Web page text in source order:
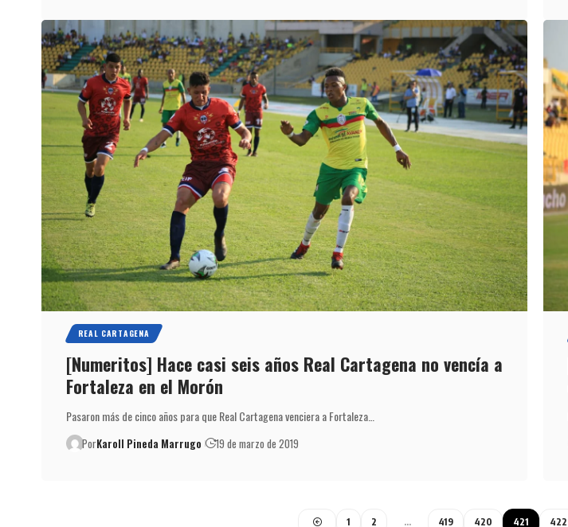
REAL CARTAGENA
[Numeritos] Hace casi seis años Real Cartagena no vencía a
Fortaleza en el Morón
Pasaron más de cinco años para que Real Cartagena venciera a Fortaleza…
PorKaroll Pineda Marrugo 19 de marzo de 2019
1 2 … 419 420 421 422